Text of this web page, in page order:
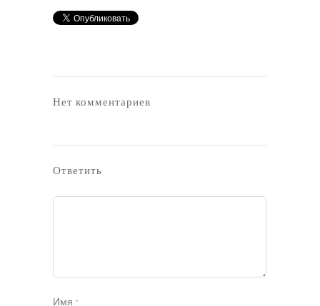
Нет комментариев
Ответить
Имя *